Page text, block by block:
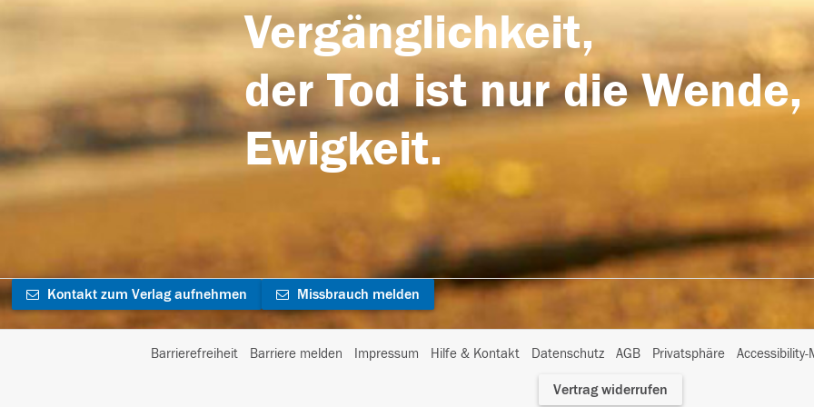
Vergänglichkeit,
der Tod ist nur die
Ewigkeit.
Kontakt zum Verlag aufnehmen Missbrauch melden
Barrierefreiheit Barriere melden Impressum Hilfe & Kontakt Datenschutz AGB Privatsphäre
I
Vertrag widerrufen